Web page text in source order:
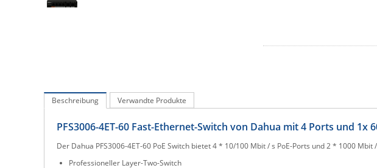
Beschreibung Verwandte Produkte
PFS3006-4ET-60 Fast-Ethernet-Switch von Dahua mit 4 Ports und 1x
Der Dahua PFS3006-4ET-60 PoE Switch bietet 4 * 10/100 Mbit / s PoE-Ports und 2 * 1000 Mbit
Professioneller Layer-Two-Switch